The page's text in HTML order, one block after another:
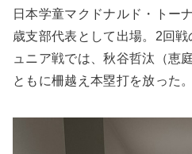
日本学童マクドナルド・トー
歳支部代表として出場。2回
ュニア戦では、秋谷哲汰（恵
ともに柵越え本塁打を放った。